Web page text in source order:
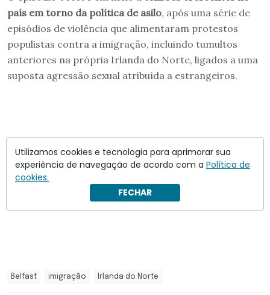
país em torno da política de asilo, após uma série de
episódios de violência que alimentaram protestos
populistas contra a imigração, incluindo tumultos
anteriores na própria Irlanda do Norte, ligados a uma
suposta agressão sexual atribuída a estrangeiros.
Belfast imigração Irlanda do Norte
Utilizamos cookies e tecnologia para aprimorar sua
experiência de navegação de acordo com a Política de
cookies.
FECHAR